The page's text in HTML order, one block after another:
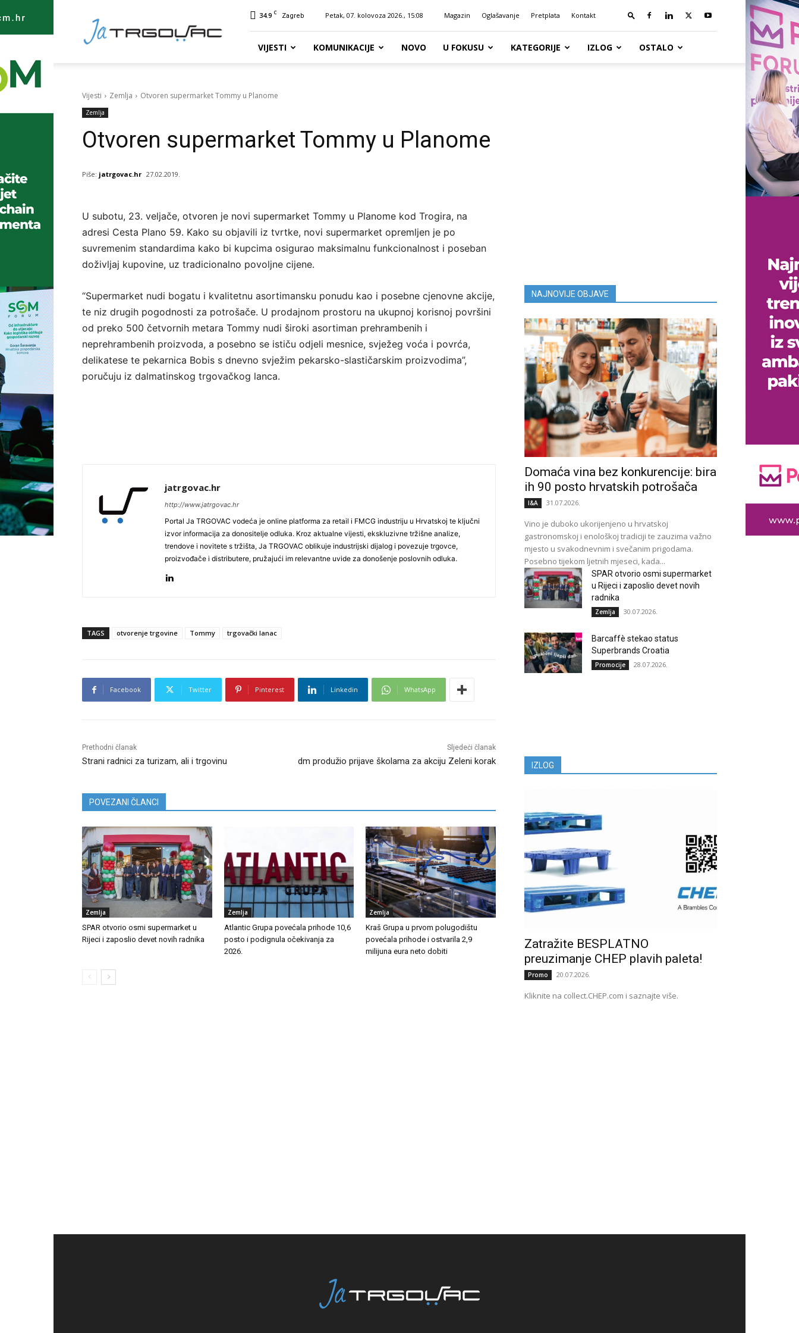
TRGOVAC
34.9 C Zagreb Petak, 07. kolovoza 2026., 15:08 Magazin Oglašavanje Pretplata Kontakt
VIJESTI KOMUNIKACIJE NOVO U FOKUSU KATEGORIJE IZLOG OSTALO
Vijesti Zemlja Otvoren supermarket Tommy u Planome
Zemlja
Otvoren supermarket Tommy u Planome
Piše: jatrgovac.hr 27.02.2019.
U subotu, 23. veljače, otvoren je novi supermarket Tommy u Planome kod Trogira, na
adresi Cesta Plano 59. Kako su objavili iz tvrtke, novi supermarket opremljen je po
suvremenim standardima kako bi kupcima osigurao maksimalnu funkcionalnost i poseban
doživljaj kupovine, uz tradicionalno povoljne cijene.
“Supermarket nudi bogatu i kvalitetnu asortimansku ponudu kao i posebne cjenovne akcije,
te niz drugih pogodnosti za potrošače. U prodajnom prostoru na ukupnoj korisnoj površini
od preko 500 četvornih metara Tommy nudi široki asortiman prehrambenih i
neprehrambenih proizvoda, a posebno se ističu odjeli mesnice, svježeg voća i povrća,
delikatese te pekarnica Bobis s dnevno svježim pekarsko-slastičarskim proizvodima”,
poručuju iz dalmatinskog trgovačkog lanca.
jatrgovac.hr
http://www.jatrgovac.hr
Portal Ja TRGOVAC vodeća je online platforma za retail i FMCG industriju u Hrvatskoj te ključni
izvor informacija za donositelje odluka. Kroz aktualne vijesti, ekskluzivne tržišne analize,
trendove i novitete s tržišta, Ja TRGOVAC oblikuje industrijski dijalog i povezuje trgovce,
proizvođače i distributere, pružajući im relevantne uvide za donošenje poslovnih odluka.
TAGS otvorenje trgovine Tommy trgovački lanac
Facebook Twitter Pinterest Linkedin WhatsApp
Prethodni članak
Strani radnici za turizam, ali i trgovinu
Sljedeći članak
dm produžio prijave školama za akciju Zeleni korak
POVEZANI ČLANCI
Zemlja
SPAR otvorio osmi supermarket u
Rijeci i zaposlio devet novih radnika
Zemlja
Atlantic Grupa povećala prihode 10,6
posto i podignula očekivanja za
2026.
Zemlja
Kraš Grupa u prvom polugodištu
povećala prihode i ostvarila 2,9
milijuna eura neto dobiti
NAJNOVIJE OBJAVE
Domaća vina bez konkurencije: bira
ih 90 posto hrvatskih potrošača
I&A 31.07.2026.
Vino je duboko ukorijenjeno u hrvatskoj
gastronomskoj i enološkoj tradiciji te zauzima važno
mjesto u svakodnevnim i svečanim prigodama.
Posebno tijekom ljetnih mjeseci, kada...
SPAR otvorio osmi supermarket
u Rijeci i zaposlio devet novih
radnika
Zemlja 30.07.2026.
Barcaffè stekao status
Superbrands Croatia
Promocije 28.07.2026.
IZLOG
Zatražite BESPLATNO
preuzimanje CHEP plavih paleta!
Promo 20.07.2026.
Kliknite na collect.CHEP.com i saznajte više.